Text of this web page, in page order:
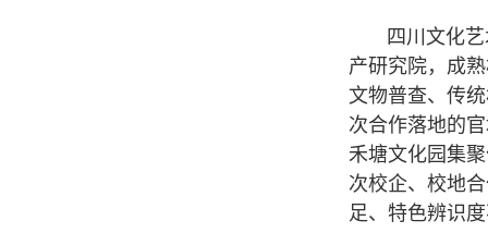
四川文化艺
产研究院，成
文物普查、传
次合作落地的
禾塘文化园集
次校企、校地
足、特色辨识